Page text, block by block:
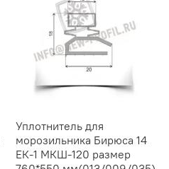
Уплотнитель для
морозильника Бирюса 14
ЕК-1 МКШ-120 размер